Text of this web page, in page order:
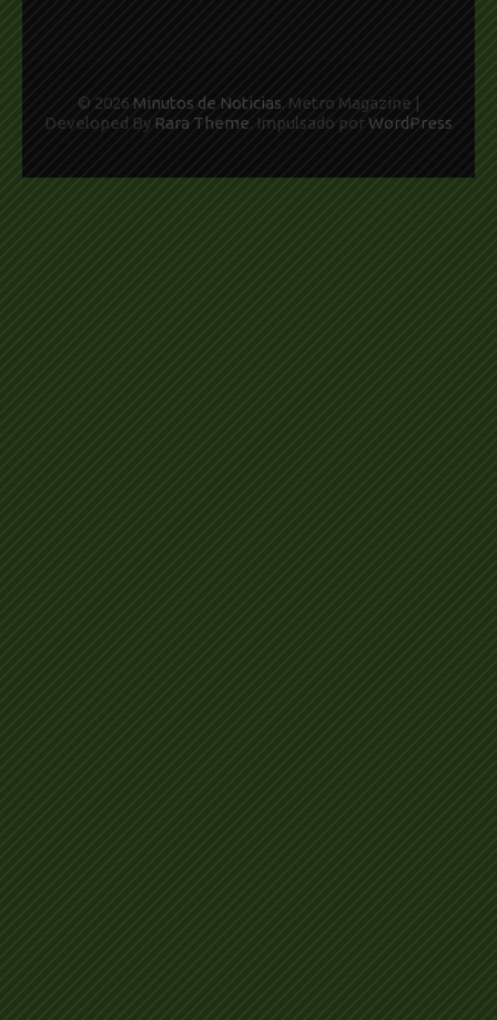
© 2026 Minutos de Noticias. Metro Magazine |
Developed By Rara Theme. Impulsado por WordPress